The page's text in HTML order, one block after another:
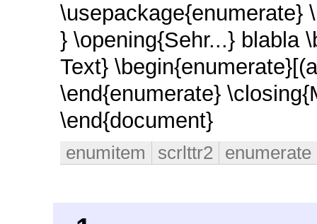
\usepackage{enumerate}
} \opening{Sehr...} blabla
Text}
\end{enumerate}
\end{document}
enumitem scrlttr2 enumerate